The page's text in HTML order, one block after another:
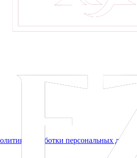
обработки персональных данных